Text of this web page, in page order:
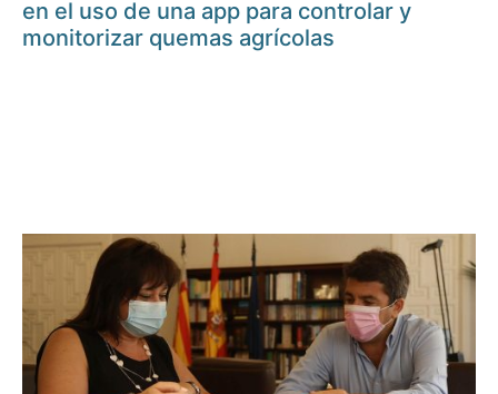
en el uso de una app para controlar y
monitorizar quemas agrícolas